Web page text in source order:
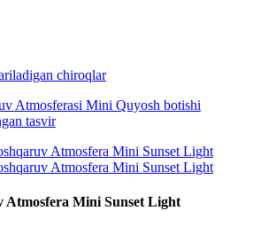
chiroqlar
Atmosfera Mini Sunset Light